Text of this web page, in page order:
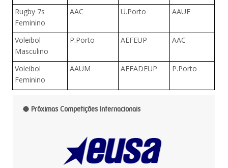
Rugby 7s
Feminino
AAC U.Porto AAUE
Voleibol
Masculino
P.Porto AEFEUP AAC
Voleibol
Feminino
AAUM AEFADEUP P.Porto
Próximas Competições Internacionais